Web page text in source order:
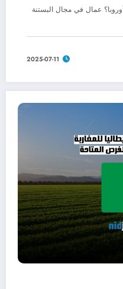
عمال في مجال البستنة
2025-07-11